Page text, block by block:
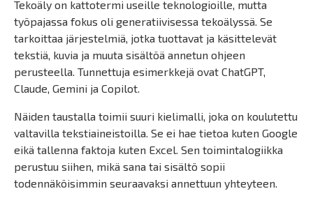
Tekoäly on kattotermi useille teknologioille, mutta
työpajassa fokus oli generatiivisessa tekoälyssä. Se
tarkoittaa järjestelmiä, jotka tuottavat ja käsittelevät
tekstiä, kuvia ja muuta sisältöä annetun ohjeen
perusteella. Tunnettuja esimerkkejä ovat ChatGPT,
Claude, Gemini ja Copilot.
Näiden taustalla toimii suuri kielimalli, joka on koulutettu
valtavilla tekstiaineistoilla. Se ei hae tietoa kuten Google
eikä tallenna faktoja kuten Excel. Sen toimintalogiikka
perustuu siihen, mikä sana tai sisältö sopii
todennäköisimmin seuraavaksi annettuun yhteyteen.